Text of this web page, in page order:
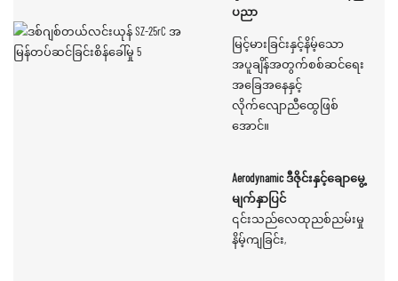
ပညာ
မြင့်မားခြင်းနှင့်နိမ့်သော
အပူချိန်အတွက်စစ်ဆင်ရေး
အခြေအနေနှင့်
လိုက်လျောညီထွေဖြစ်
အောင်။
Aerodynamic ဒီဇိုင်းနှင့်ချောမွေ့
မျက်နှာပြင်
၎င်းသည်လေထုညစ်ညမ်းမှု
နိမ့်ကျခြင်း,